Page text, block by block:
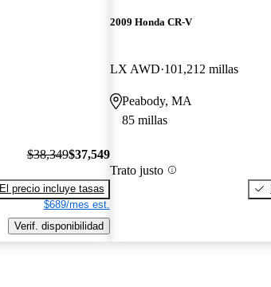
$38,349$37,549
El precio incluye tasas
$689/mes est.
Verif. disponibilidad
2009 Honda CR-V
LX AWD 101,212 millas
Peabody, MA
85 millas
Trato justo